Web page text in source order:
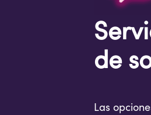
de
Las